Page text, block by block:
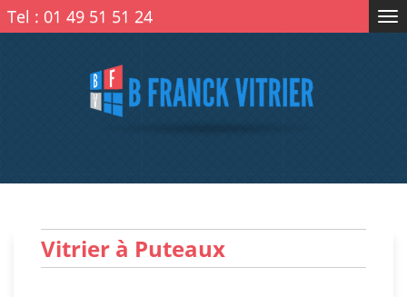
Tel : 01 49 51 51 24
Vitrier à Puteaux